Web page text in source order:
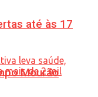
Mourão
até às 17